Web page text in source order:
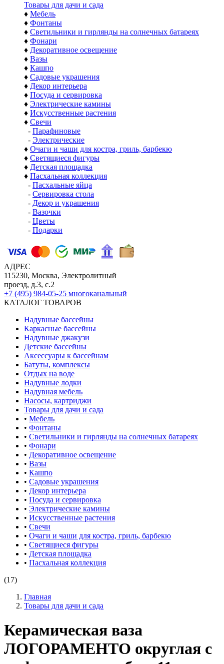
Товары для дачи и сада
♦ Мебель
♦ Фонтаны
♦ Светильники и гирлянды на солнечных батареях
♦ Фонари
♦ Декоративное освещение
♦ Вазы
♦ Кашпо
♦ Садовые украшения
♦ Декор интерьера
♦ Посуда и сервировка
♦ Электрические камины
♦ Искусственные растения
♦ Свечи
- Парафиновые
- Электрические
♦ Очаги и чаши для костра, гриль, барбекю
♦ Светящиеся фигуры
♦ Детская площадка
♦ Пасхальная коллекция
- Пасхальные яйца
- Сервировка стола
- Декор и украшения
- Вазочки
- Цветы
- Подарки
АДРЕС
115230, Москва, Электролитный
проезд, д.3, с.2
+7 (495) 984-05-25 многоканальный
КАТАЛОГ ТОВАРОВ
Надувные бассейны
Каркасные бассейны
Надувные джакузи
Детские бассейны
Аксессуары к бассейнам
Батуты, комплексы
Отдых на воде
Надувные лодки
Надувная мебель
Насосы, картриджи
Товары для дачи и сада
• Мебель
• Фонтаны
• Светильники и гирлянды на солнечных батареях
• Фонари
• Декоративное освещение
• Вазы
• Кашпо
• Садовые украшения
• Декор интерьера
• Посуда и сервировка
• Электрические камины
• Искусственные растения
• Свечи
• Очаги и чаши для костра, гриль, барбекю
• Светящиеся фигуры
• Детская площадка
• Пасхальная коллекция
(17)
Главная
Товары для дачи и сада
Керамическая ваза
ЛОГОРАМЕНТО округлая с